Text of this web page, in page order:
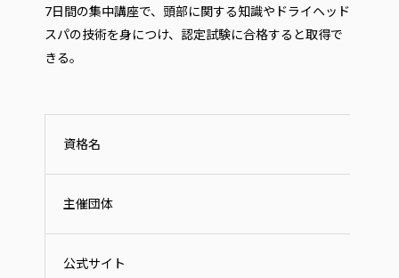
7日間の集中講座で、頭部に関する知識やドライヘッド
スパの技術を身につけ、認定試験に合格すると取得で
きる。
資格名
主催団体
公式サイト